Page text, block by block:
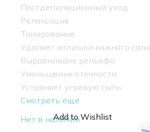
Постдепиляционный уход
Релаксация
Тонирование
Удаляет излишки кожного сала
Выравниване рельефа
Уменьшение отечности
Устраняет угревую сыпь
Смотреть еще
Нет в наличииAdd to Wishlist